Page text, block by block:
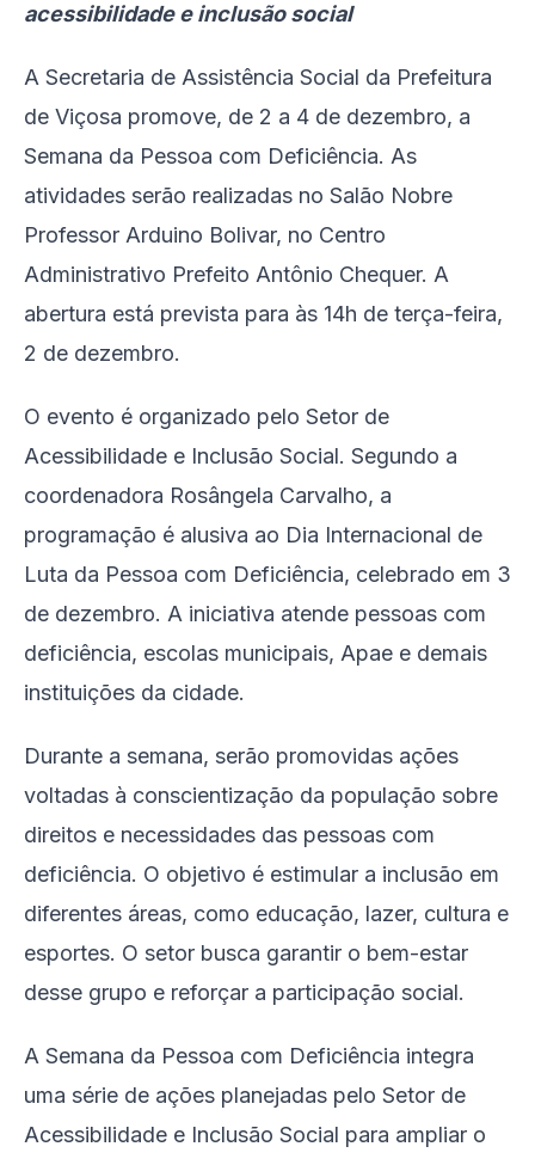
acessibilidade e inclusão social
A Secretaria de Assistência Social da Prefeitura
de Viçosa promove, de 2 a 4 de dezembro, a
Semana da Pessoa com Deficiência. As
atividades serão realizadas no Salão Nobre
Professor Arduino Bolivar, no Centro
Administrativo Prefeito Antônio Chequer. A
abertura está prevista para às 14h de terça-feira,
2 de dezembro.
O evento é organizado pelo Setor de
Acessibilidade e Inclusão Social. Segundo a
coordenadora Rosângela Carvalho, a
programação é alusiva ao Dia Internacional de
Luta da Pessoa com Deficiência, celebrado em 3
de dezembro. A iniciativa atende pessoas com
deficiência, escolas municipais, Apae e demais
instituições da cidade.
Durante a semana, serão promovidas ações
voltadas à conscientização da população sobre
direitos e necessidades das pessoas com
deficiência. O objetivo é estimular a inclusão em
diferentes áreas, como educação, lazer, cultura e
esportes. O setor busca garantir o bem-estar
desse grupo e reforçar a participação social.
A Semana da Pessoa com Deficiência integra
uma série de ações planejadas pelo Setor de
Acessibilidade e Inclusão Social para ampliar o